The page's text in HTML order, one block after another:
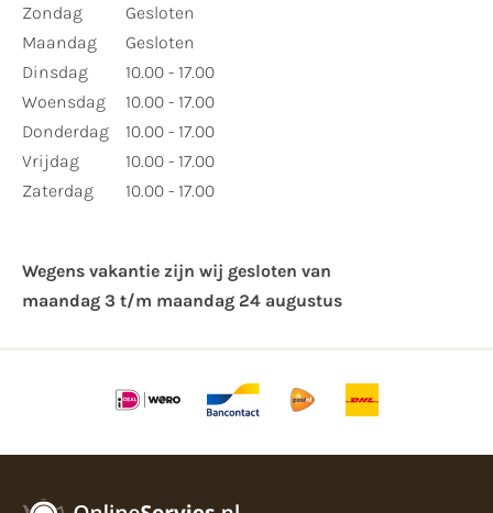
Zondag
Maandag
Dinsdag
Woensdag
Donderdag
Vrijdag
Zaterdag
Gesloten
Gesloten
10.00 - 17.00
10.00 - 17.00
10.00 - 17.00
10.00 - 17.00
10.00 - 17.00
Wegens vakantie zijn wij gesloten van ​
maandag 3 t/m maandag 24 augustus